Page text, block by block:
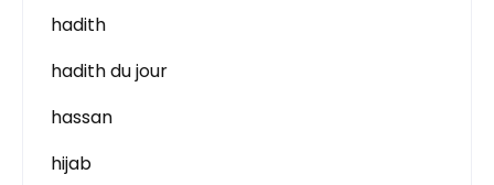
hadith
hadith du jour
hassan
hijab